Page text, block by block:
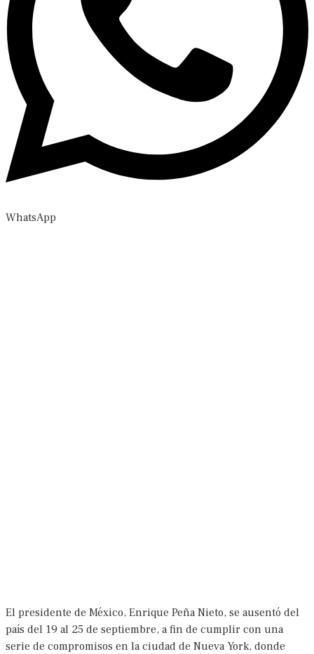
WhatsApp
El presidente de México, Enrique Peña Nieto, se ausentó del
paí­s del 19 al 25 de septiembre, a fin de cumplir con una
serie de compromisos en la ciudad de Nueva York, donde